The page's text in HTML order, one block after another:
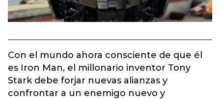
Con el mundo ahora consciente de que él
es Iron Man, el millonario inventor Tony
Stark debe forjar nuevas alianzas y
confrontar a un enemigo nuevo y